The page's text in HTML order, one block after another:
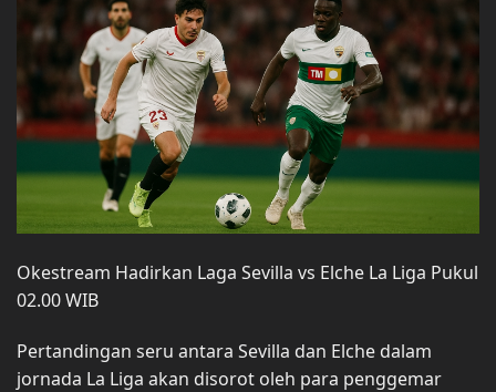
Okestream Hadirkan Laga Sevilla vs Elche La Liga Pukul
02.00 WIB
Pertandingan seru antara Sevilla dan Elche dalam
jornada La Liga akan disorot oleh para penggemar